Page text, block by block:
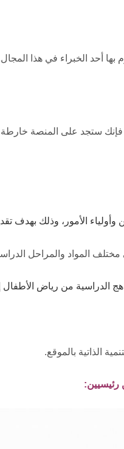
أحد الخبراء في هذا
ستجد على المنصة
الأمور، وذلك بهدف
المواد والمراحل
الدراسية من رياض
الذاتية بالموقع.
رئيسيين: